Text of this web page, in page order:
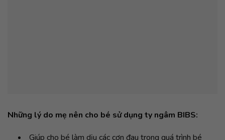
Những lý do mẹ nên cho bé sử dụng ty ngâm BIBS:
Giúp cho bé làm dịu các cơn đau trong quá trình bé